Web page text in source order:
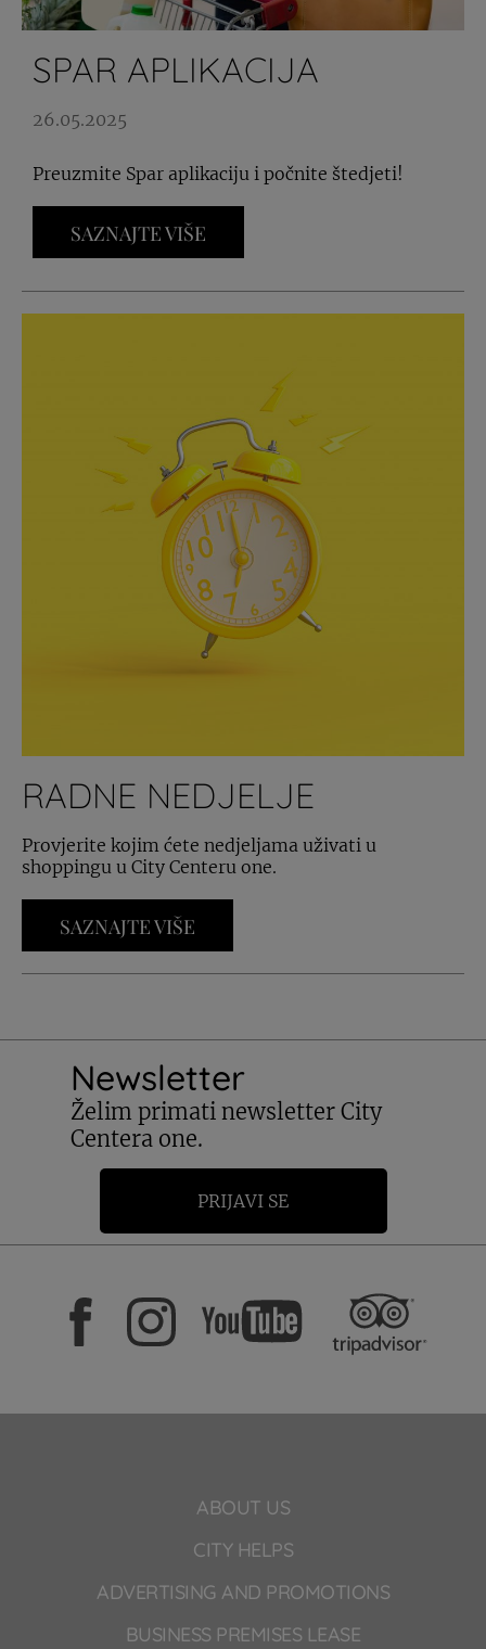
SPAR APLIKACIJA
26.05.2025
Preuzmite Spar aplikaciju i počnite štedjeti!
SAZNAJTE VIŠE
RADNE NEDJELJE
Provjerite kojim ćete nedjeljama uživati u
shoppingu u City Centeru one.
SAZNAJTE VIŠE
Newsletter
Želim primati newsletter City
Centera one.
PRIJAVI SE
ABOUT US
CITY HELPS
ADVERTISING AND PROMOTIONS
BUSINESS PREMISES LEASE